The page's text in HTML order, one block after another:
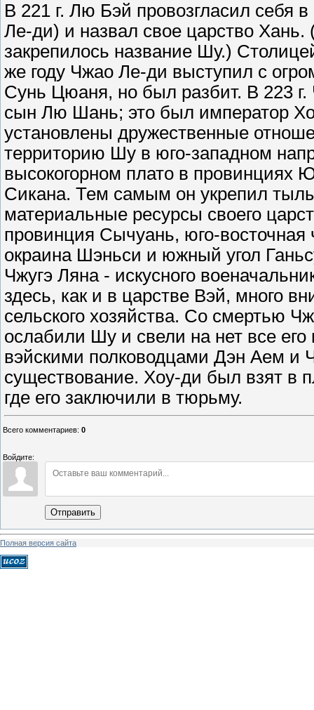
В 221 г. Лю Бэй провозгласил себя
Ле-ди) и назвал свое царство Хань.
закрепилось название Шу.)
же году Чжао Ле-ди выступил с
Сунь Цюаня, но был разбит. В 223
сын Лю Шань; это был император
установлены дружественные
территорию Шу в юго-западном
высокогорном плато в провинциях
Сикана. Тем самым он укрепил
материальные ресурсы своего
провинция Сычуань, юго-
окраина Шэньси и южный угол
Чжугэ Ляна - искусного
здесь, как и в царстве Вэй, много
сельского хозяйства. Со смертью
ослабили Шу и свели на нет все
вэйскими полководцами Дэн Аем и
существование. Хоу-ди был взят в
где его заключили в тюрьму.
Всего комментариев: 0
Войдите:
Отправить
Полная версия сайта